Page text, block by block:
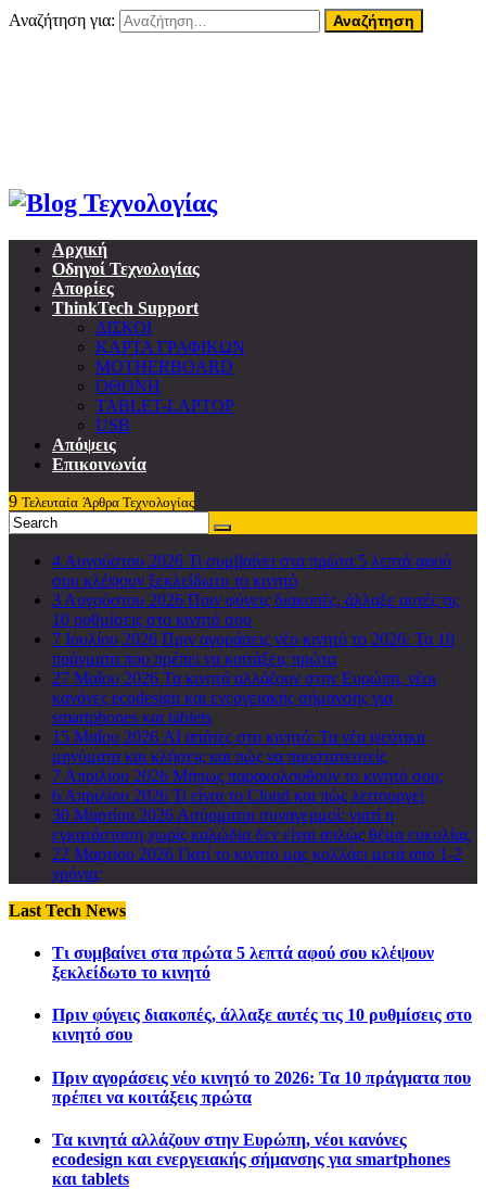
Αναζήτηση για:
Αρχική
Οδηγοί Τεχνολογίας
Απορίες
ThinkTech Support
ΔΙΣΚΟΙ
ΚΑΡΤΑ ΓΡΑΦΙΚΩΝ
MOTHERBOARD
ΟΘΟΝΗ
TABLET-LAPTOP
USB
Απόψεις
Επικοινωνία
9 Τελευταία Άρθρα Τεχνολογίας
4 Αυγούστου 2026 Τι συμβαίνει στα πρώτα 5 λεπτά αφού
σου κλέψουν ξεκλείδωτο το κινητό
3 Αυγούστου 2026 Πριν φύγεις διακοπές, άλλαξε αυτές τις
10 ρυθμίσεις στο κινητό σου
7 Ιουλίου 2026 Πριν αγοράσεις νέο κινητό το 2026: Τα 10
πράγματα που πρέπει να κοιτάξεις πρώτα
27 Μαΐου 2026 Τα κινητά αλλάζουν στην Ευρώπη, νέοι
κανόνες ecodesign και ενεργειακής σήμανσης για
smartphones και tablets
15 Μαΐου 2026 AI απάτες στο κινητό: Τα νέα ψεύτικα
μηνύματα και κλήσεις και πώς να προστατευτείς
7 Απριλίου 2026 Μήπως παρακολουθούν το κινητό σου;
6 Απριλίου 2026 Τι είναι το Cloud και πώς λειτουργεί
30 Μαρτίου 2026 Ασύρματοι συναγερμοί: γιατί η
εγκατάσταση χωρίς καλώδια δεν είναι απλώς θέμα ευκολίας
22 Μαρτίου 2026 Γιατί το κινητό μας κολλάει μετά από 1-2
χρόνια;
Last Tech News
Τι συμβαίνει στα πρώτα 5 λεπτά αφού σου κλέψουν
ξεκλείδωτο το κινητό
Πριν φύγεις διακοπές, άλλαξε αυτές τις 10 ρυθμίσεις στο
κινητό σου
Πριν αγοράσεις νέο κινητό το 2026: Τα 10 πράγματα που
πρέπει να κοιτάξεις πρώτα
Τα κινητά αλλάζουν στην Ευρώπη, νέοι κανόνες
ecodesign και ενεργειακής σήμανσης για smartphones
και tablets